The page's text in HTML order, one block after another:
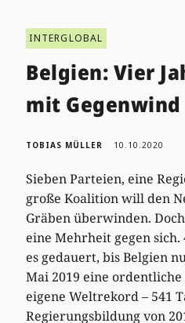
INTERGLOBAL
Belgien: Vier
mit Gegenwind
TOBIAS MÜLLER 10.10.2020
Sieben Parteien, eine
große Koalition will den
Gräben überwinden.
eine Mehrheit gegen sich.
es gedauert, bis Belgien
Mai 2019 eine
eigene Weltrekord – 541
Regierungsbildung von